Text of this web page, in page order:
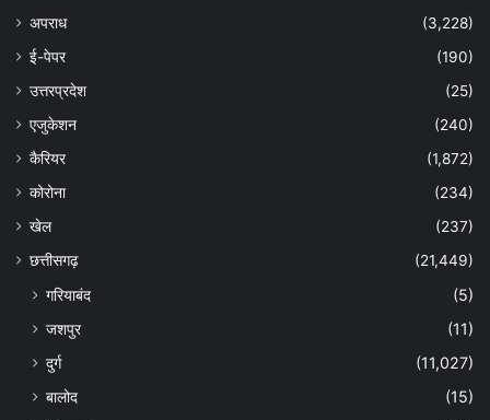
अपराध
(3,228)
ई-पेपर
(190)
उत्तरप्रदेश
(25)
एजुकेशन
(240)
कैरियर
(1,872)
कोरोना
(234)
खेल
(237)
छत्तीसगढ़
(21,449)
गरियाबंद
(5)
जशपुर
(11)
दुर्ग
(11,027)
बालोद
(15)